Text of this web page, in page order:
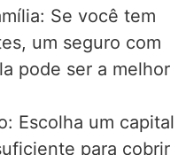
Se você tem
um seguro com
pode ser a melhor
Escolha um capital
para cobrir